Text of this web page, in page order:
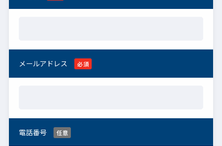
メールアドレス 必須
電話番号 任意